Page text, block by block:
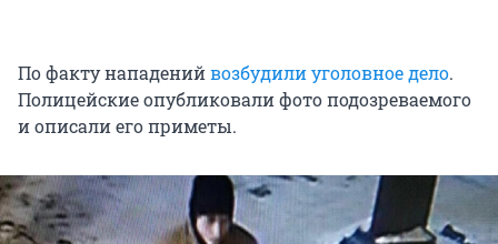
По факту нападенийвозбудили уголовное дело.
Полицейские опубликовали фото подозреваемого
и описали его приметы.